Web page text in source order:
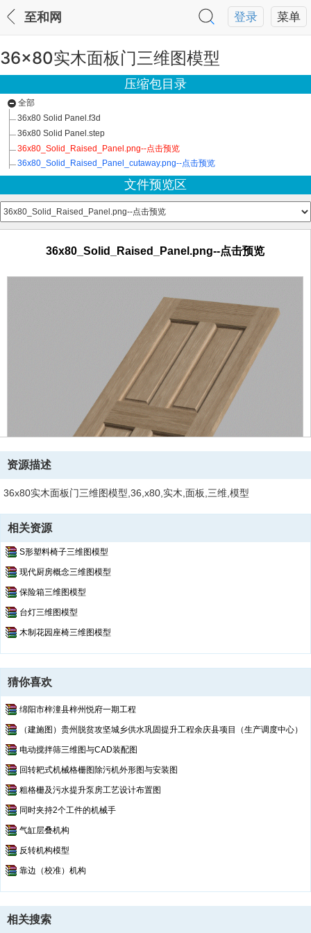
菜单
登录
至和网
36x80实木面板门三维图模型
压缩包目录
全部
36x80 Solid Panel.f3d
36x80 Solid Panel.step
36x80_Solid_Raised_Panel.png--点击预览
36x80_Solid_Raised_Panel_cutaway.png--点击预览
文件预览区
36x80_Solid_Raised_Panel.png--点击预览
资源描述
36x80实木面板门三维图模型,36,x80,实木,面板,三维,模型
相关资源
S形塑料椅子三维图模型
现代厨房概念三维图模型
保险箱三维图模型
台灯三维图模型
木制花园座椅三维图模型
猜你喜欢
绵阳市梓潼县梓州悦府一期工程
（建施图）贵州脱贫攻坚城乡供水巩固提升工程余庆县项目（生产调度中心）
电动搅拌筛三维图与CAD装配图
回转耙式机械格栅图除污机外形图与安装图
粗格栅及污水提升泵房工艺设计布置图
同时夹持2个工件的机械手
气缸层叠机构
反转机构模型
靠边（校准）机构
相关搜索